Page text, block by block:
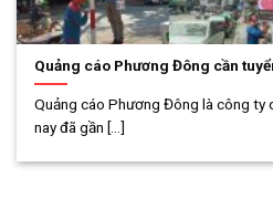
Quảng cáo Phương Đông cần
Quảng cáo Phương Đông là công ty
nay đã gần [...]